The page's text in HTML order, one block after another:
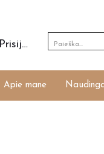
Prisijungti
Apie mane